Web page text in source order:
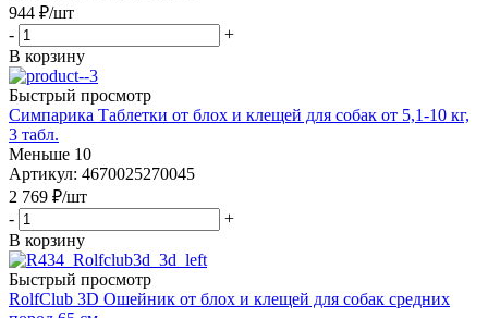
944 ₽/шт
-
+
В корзину
Быстрый просмотр
Симпарика Таблетки от блох и клещей для собак от 5,1-10 кг,
3 табл.
Меньше 10
Артикул: 4670025270045
2 769 ₽/шт
-
+
В корзину
Быстрый просмотр
RolfClub 3D Ошейник от блох и клещей для собак средних